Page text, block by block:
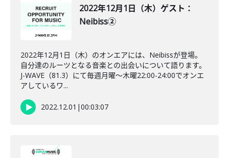
2022年12月1日（木）ゲスト：
Neibiss②
2022年12月1日（木）のオンエアには、Neibissが登場。
自分達のルーツとなる音楽との出会いについて語ります。
J-WAVE（81.3）にて毎週月曜～木曜22:00-24:00でオンエ
アしているワ...
2022.12.01 |00:03:07